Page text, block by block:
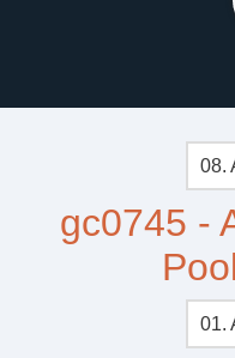
08.
gc0745 -
01.